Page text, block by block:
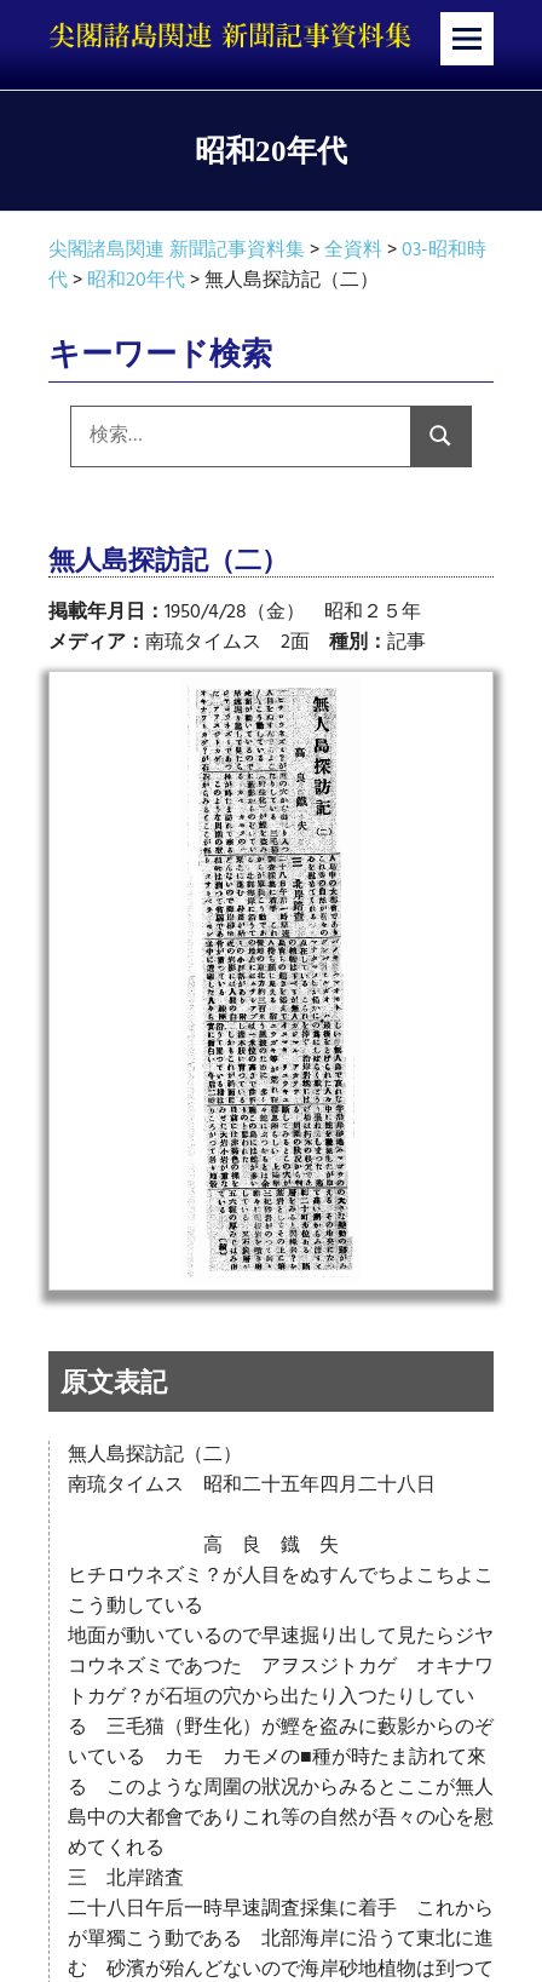
テ
メ
昭和20年代
尖閣諸島関連 新聞記事資料集>全資料>03-昭和時
代>昭和20年代>無人島探訪記（二）
キーワード検索
索:
検
索
無人島探訪記（二）
掲載年月日： 1950/4/28（金） 昭和２５年
メディア： 南琉タイムス 2面 種別： 記事
原文表記
無人島探訪記（二）
南琉タイムス 昭和二十五年四月二十八日
高 良 鐡 失
ヒチロウネズミ？が人目をぬすんでちよこちよこ
こう動している
地面が動いているので早速掘り出して見たらジヤ
コウネズミであつた アヲスジトカゲ オキナワ
トカゲ？が石垣の穴から出たり入つたりしてい
る 三毛猫（野生化）が鰹を盗みに藪影からのぞ
いている カモ カモメの■種が時たま訪れて來
る このような周圍の狀况からみるとここが無人
島中の大都會でありこれ等の自然が吾々の心を慰
めてくれる
三 北岸踏査
二十八日午后一時早速調査採集に着手 これから
が單獨こう動である 北部海岸に沿うて東北に進
む 砂濱が殆んどないので海岸砂地植物は到つて